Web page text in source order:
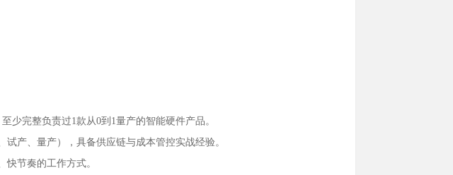
少完整负责过1款从0到1量产的智能硬件产品。
试产、量产），具备供应链与成本管控实战经验。
快节奏的工作方式。